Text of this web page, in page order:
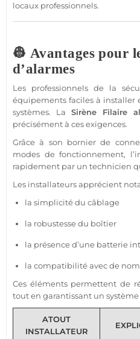
locaux professionnels.
👷 Avantages pour
d’alarmes
Les professionnels de la
équipements faciles à installer
systèmes. La Sirène Filaire
précisément à ces exigences.
Grâce à son bornierde
modes de fonctionnement,
rapidement par un technicien
Les installateurs apprécient
la simplicité du câblage
la robustesse du boîtier
la présenced’une batterie
la compatibilité avec de
Ces éléments permettent de
tout en garantissant un système
ATOUT
INSTALLATEUR